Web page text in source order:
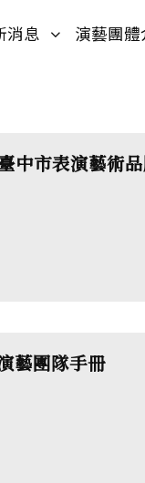
網站
覽
消息 (按鍵盤[下]
演藝團體
中市表演藝術
藝團隊手冊